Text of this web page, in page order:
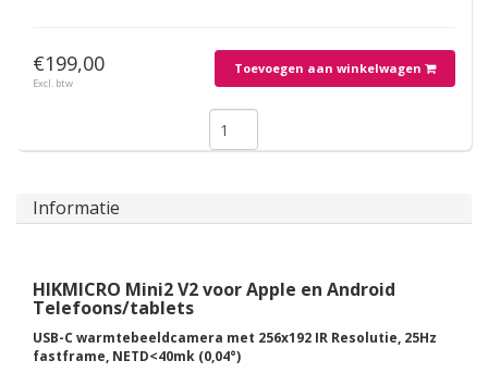
€199,00
Excl. btw
Toevoegen aan winkelwagen
Informatie
HIKMICRO Mini2 V2 voor Apple en Android
Telefoons/tablets
USB-C warmtebeeldcamera met 256x192 IR Resolutie, 25Hz
fastframe, NETD<40mk (0,04°)